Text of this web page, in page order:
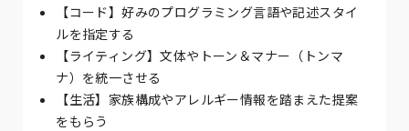
【コード】好みのプログラミング言語や記述スタイ
ルを指定する
【ライティング】文体やトーン＆マナー（トンマ
ナ）を統一させる
【生活】家族構成やアレルギー情報を踏まえた提案
をもらう